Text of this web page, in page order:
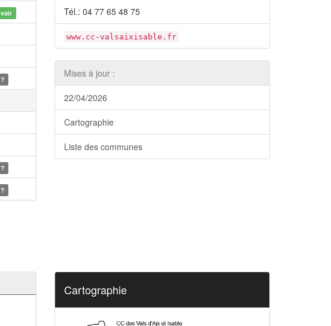
voir
?
?
?
Tél.: 04 77 65 48 75
www.cc-valsaixisable.fr
Mises à jour :
22/04/2026
Cartographie
Liste des communes
Cartographie